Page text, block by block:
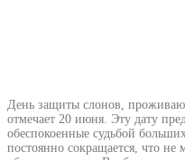
День защиты слонов,
отмечает 20 июня. Эту дату
обеспокоенные судьбой
постоянно сокращается, что